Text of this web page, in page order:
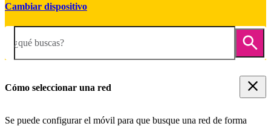
Cambiar dispositivo
¿qué buscas?
Cómo seleccionar una red
Se puede configurar el móvil para que busque una red de forma